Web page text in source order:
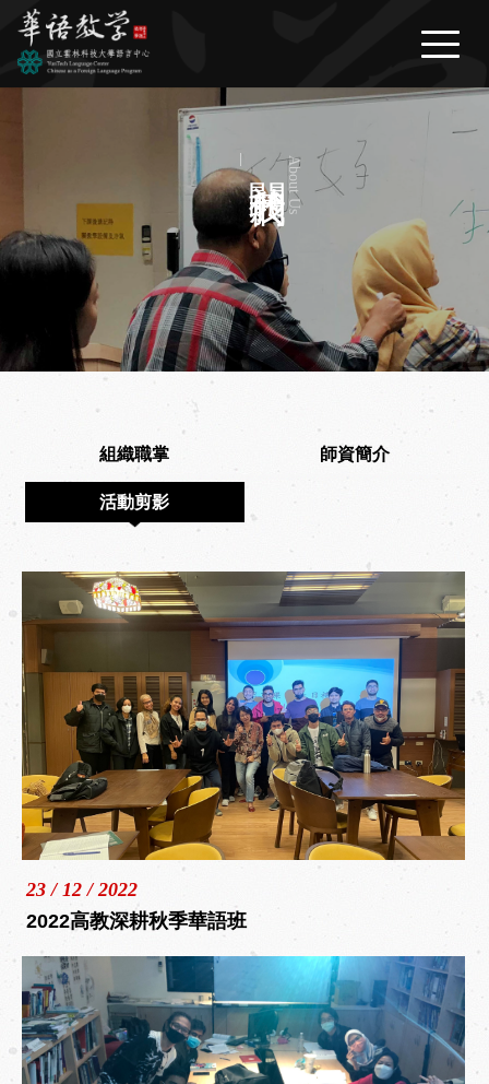
News
About Us
華語課程
Courses
生活資訊
Life Information
問與答
FAQ
表單下載
聯絡我們
繁體中文 / English / 日本語
關於我們About Us
組織職掌 師資簡介
活動剪影
23 / 12 / 2022
2022高教深耕秋季華語班